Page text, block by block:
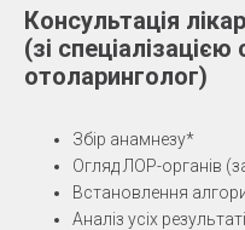
Консультація
(зі спеціалізацією
отоларинголог)
Збір анамнезу*
Огляд ЛОР-органів
Встановлення
Аналіз усіх